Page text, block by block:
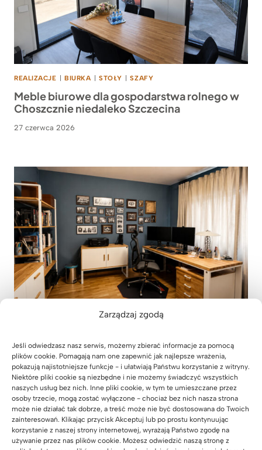
Zarządzaj zgodą
Jeśli odwiedzasz nasz serwis, możemy zbierać informacje za pomocą
plików cookie. Pomagają nam one zapewnić jak najlepsze wrażenia,
pokazują najistotniejsze funkcje - i ułatwiają Państwu korzystanie z witryny.
Niektóre pliki cookie są niezbędne i nie możemy świadczyć wszystkich
naszych usług bez nich. Inne pliki cookie, w tym te umieszczane przez
osoby trzecie, mogą zostać wyłączone - chociaż bez nich nasza strona
może nie działać tak dobrze, a treść może nie być dostosowana do Twoich
zainteresowań. Klikając przycisk Akceptuj lub po prostu kontynuując
korzystanie z naszej strony internetowej, wyrażają Państwo zgodę na
używanie przez nas plików cookie. Możesz odwiedzić naszą stronę z
REALIZACJE | BIURKA | STOŁY | SZAFY
Meble biurowe dla gospodarstwa rolnego w
Choszcznie niedaleko Szczecina
27 czerwca 2026
Białe meble biurowe do gabinetu architekta w
Puławach niedaleko Lublina
24 czerwca 2026